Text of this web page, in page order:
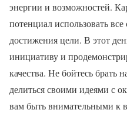
энергии и возможностей.
потенциал использовать
достижения цели. В этот
инициативу и
качества. Не бойтесь брать
делиться своими идеями с
вам быть внимательными к